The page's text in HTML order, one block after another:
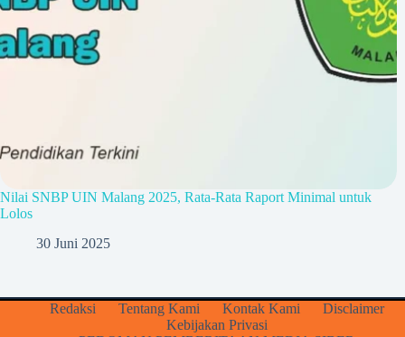
Nilai SNBP UIN Malang 2025, Rata-Rata Raport Minimal untuk
Lolos
30 Juni 2025
Redaksi Tentang Kami Kontak Kami
Disclaimer
Kebijakan Privasi